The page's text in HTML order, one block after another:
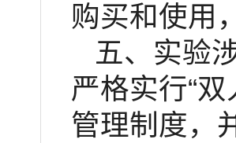
购买和使用
五、实验
严格实行“
管理制度，